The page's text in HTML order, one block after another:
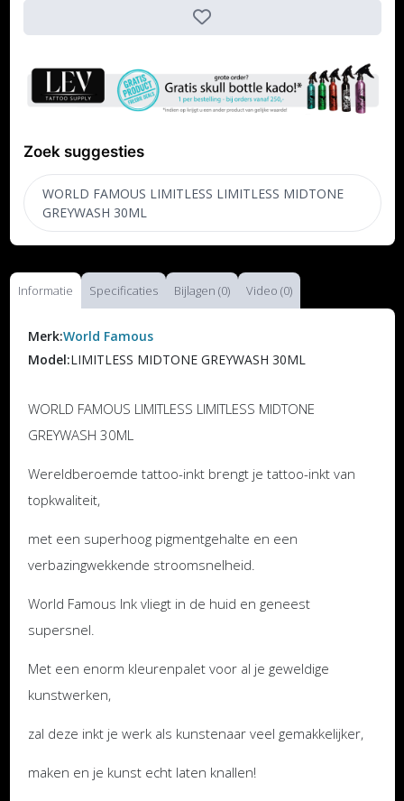
Zoek suggesties
WORLD FAMOUS LIMITLESS LIMITLESS MIDTONE
GREYWASH 30ML
Informatie Specificaties Bijlagen (0) Video (0)
Merk:World Famous
Model:LIMITLESS MIDTONE GREYWASH 30ML
WORLD FAMOUS LIMITLESS LIMITLESS MIDTONE
GREYWASH 30ML
Wereldberoemde tattoo-inkt brengt je tattoo-inkt van
topkwaliteit,
met een superhoog pigmentgehalte en een
verbazingwekkende stroomsnelheid.
World Famous Ink vliegt in de huid en geneest
supersnel.
Met een enorm kleurenpalet voor al je geweldige
kunstwerken,
zal deze inkt je werk als kunstenaar veel gemakkelijker,
maken en je kunst echt laten knallen!